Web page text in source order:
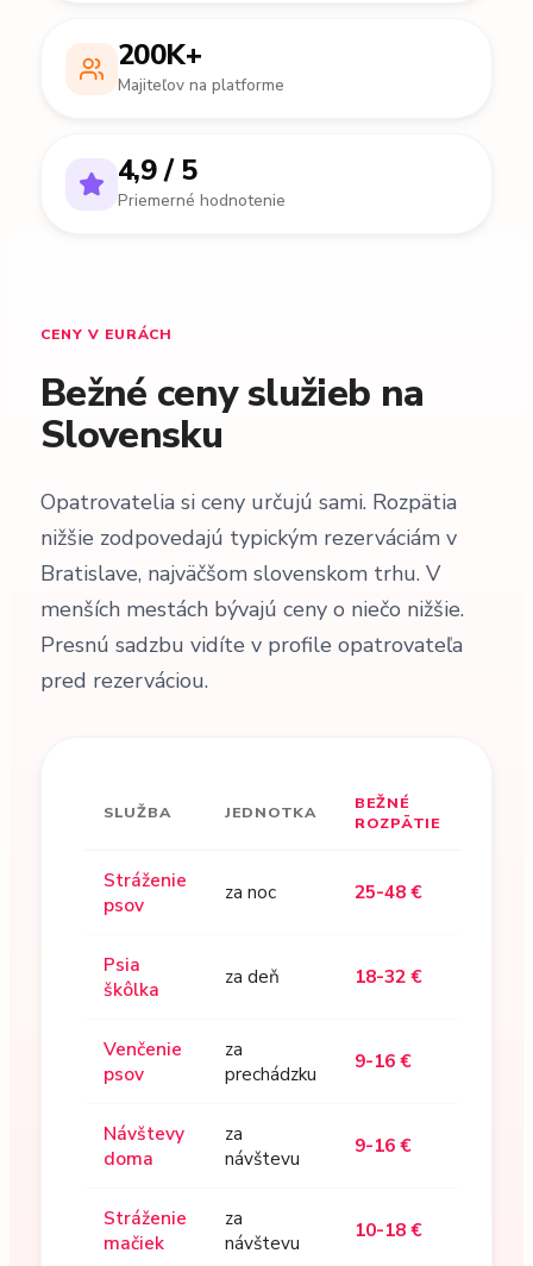
200K+
Majiteľov na platforme
4,9 / 5
Priemerné hodnotenie
CENY V EURÁCH
Bežné ceny služieb na
Slovensku
Opatrovatelia si ceny určujú sami. Rozpätia
nižšie zodpovedajú typickým rezerváciám v
Bratislave, najväčšom slovenskom trhu. V
menších mestách bývajú ceny o niečo nižšie.
Presnú sadzbu vidíte v profile opatrovateľa
pred rezerváciou.
SLUŽBA JEDNOTKA
BEŽNÉ
ROZPÄTIE
Stráženie
psov
za noc 25-48 €
Psia
škôlka
za deň 18-32 €
Venčenie
psov
za
prechádzku
9-16 €
Návštevy
doma
za
návštevu
9-16 €
Stráženie
mačiek
za
návštevu
10-18 €